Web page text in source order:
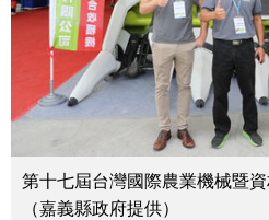
第十七屆台灣國際農業機械暨
（嘉義縣政府提供）